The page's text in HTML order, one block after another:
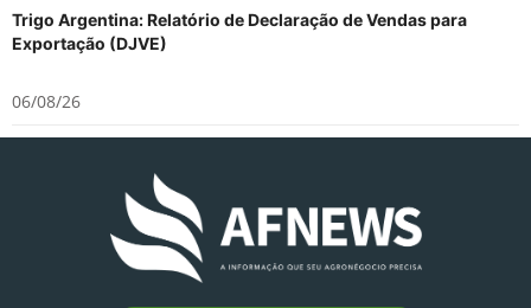
Trigo Argentina: Relatório de Declaração de Vendas para
Exportação (DJVE)
06/08/26